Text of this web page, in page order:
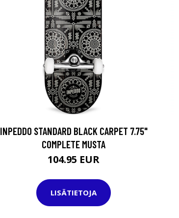
INPEDDO STANDARD BLACK CARPET 7.75"
COMPLETE MUSTA
104.95 EUR
LISÄTIETOJA